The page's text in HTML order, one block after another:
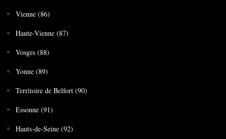
Vienne (86)
Haute-Vienne (87)
Vosges (88)
Yonne (89)
Territoire de Belfort (90)
Essonne (91)
Hauts-de-Seine (92)